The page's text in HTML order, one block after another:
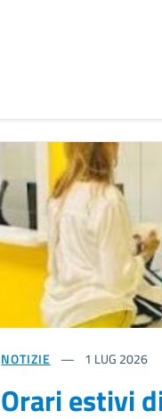
NOTIZIE 1 LUG 2026
Orari estivi